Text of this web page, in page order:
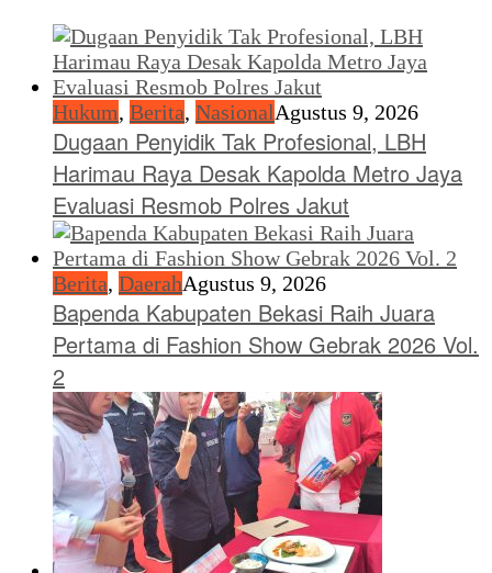
Hukum, Berita, NasionalAgustus 9, 2026
Dugaan Penyidik Tak Profesional, LBH
Harimau Raya Desak Kapolda Metro Jaya
Evaluasi Resmob Polres Jakut
Berita, DaerahAgustus 9, 2026
Bapenda Kabupaten Bekasi Raih Juara
Pertama di Fashion Show Gebrak 2026 Vol.
2